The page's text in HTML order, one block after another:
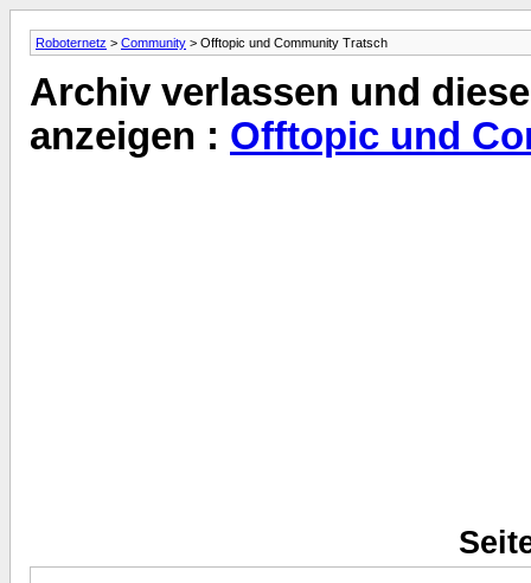
Roboternetz > Community > Offtopic und Community Tratsch
Archiv verlassen und
anzeigen : Offtopic und